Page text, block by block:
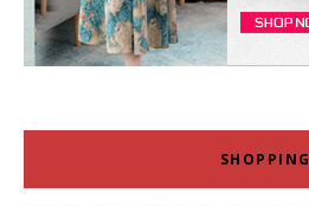
SHOPPING